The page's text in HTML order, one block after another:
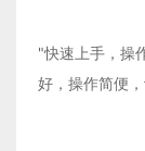
"快速上手，操
好，操作简便